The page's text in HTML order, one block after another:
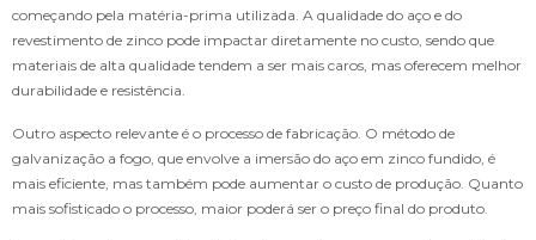
começando pela matéria-prima utilizada. A qualidade do aço e do
revestimento de zinco pode impactar diretamente no custo, sendo que
materiais de alta qualidade tendem a ser mais caros, mas oferecem melhor
durabilidade e resistência.
Outro aspecto relevante é o processo de fabricação. O método de
galvanização a fogo, que envolve a imersão do aço em zinco fundido, é
mais eficiente, mas também pode aumentar o custo de produção. Quanto
mais sofisticado o processo, maior poderá ser o preço final do produto.